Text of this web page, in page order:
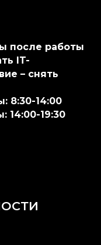
после работы
IT-
– снять
8:30-14:00
14:00-19:30